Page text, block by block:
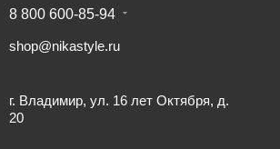
8 800 600-85-94
shop@nikastyle.ru
г. Владимир, ул. 16 лет Октября, д.
20